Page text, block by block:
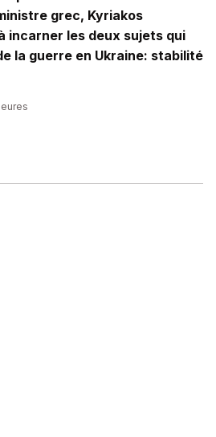
grec, Kyriakos
incarner les deux sujets qui
la guerre en Ukraine: stabilité